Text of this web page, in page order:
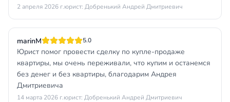
2 апреля 2026 г.юрист: Добренький Андрей Дмитриевич
marinM 5.0
Юрист помог провести сделку по купле-продаже
квартиры, мы очень переживали, что купим и останемся
без денег и без квартиры, благодарим Андрея
Дмитриевича
14 марта 2026 г.юрист: Добренький Андрей Дмитриевич